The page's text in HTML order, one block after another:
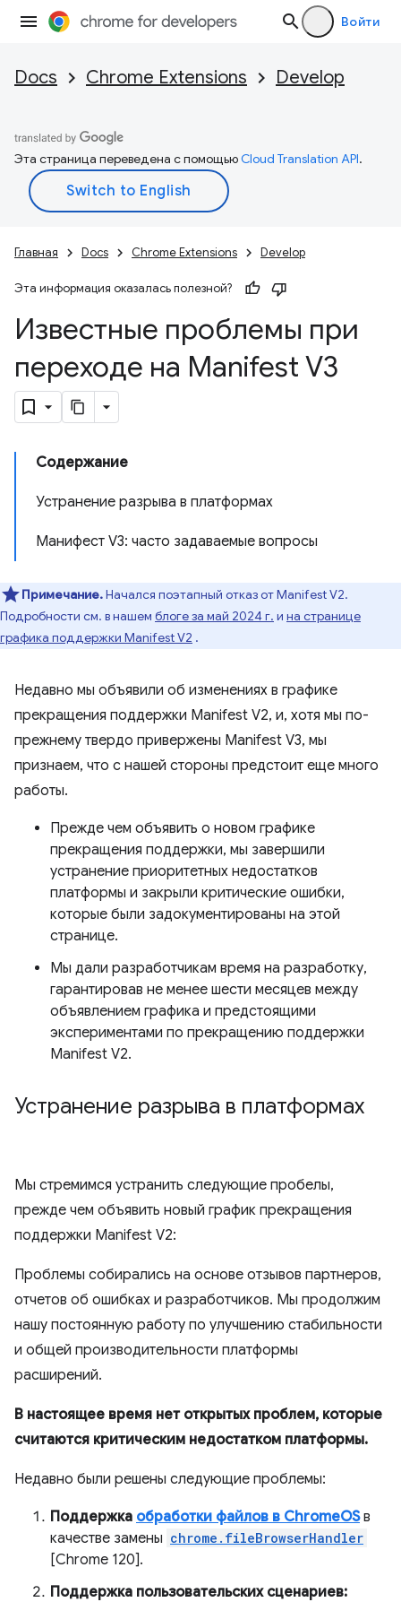
Войти
Docs Chrome Extensions Develop
Эта страница переведена с помощьюCloud Translation API.
Главная Docs Chrome Extensions Develop
Эта информация оказалась полезной?
Известные проблемы при
переходе на Manifest V3
Содержание
Устранение разрыва в платформах
Манифест V3: часто задаваемые вопросы
Примечание.Начался поэтапный отказ от Manifest V2.
Подробности см. в нашем блоге за май 2024 г. и на странице
графика поддержки Manifest V2 .
Недавно мы объявили об изменениях в графике
прекращения поддержки Manifest V2, и, хотя мы по-
прежнему твердо привержены Manifest V3, мы
признаем, что с нашей стороны предстоит еще много
работы.
Прежде чем объявить о новом графике
прекращения поддержки, мы завершили
устранение приоритетных недостатков
платформы и закрыли критические ошибки,
которые были задокументированы на этой
странице.
Мы дали разработчикам время на разработку,
гарантировав не менее шести месяцев между
объявлением графика и предстоящими
экспериментами по прекращению поддержки
Manifest V2.
Устранение разрыва в платформах
Мы стремимся устранить следующие пробелы,
прежде чем объявить новый график прекращения
поддержки Manifest V2:
Проблемы собирались на основе отзывов партнеров,
отчетов об ошибках и разработчиков. Мы продолжим
нашу постоянную работу по улучшению стабильности
и общей производительности платформы
расширений.
В настоящее время нет открытых проблем, которые
считаются критическим недостатком платформы.
Недавно были решены следующие проблемы:
Поддержка обработки файлов в ChromeOSв
качестве замены chrome.fileBrowserHandler
[Chrome 120].
Поддержка пользовательских сценариев: